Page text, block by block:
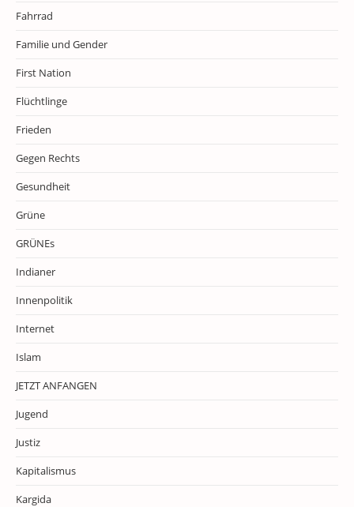
Fahrrad
Familie und Gender
First Nation
Flüchtlinge
Frieden
Gegen Rechts
Gesundheit
Grüne
GRÜNEs
Indianer
Innenpolitik
Internet
Islam
JETZT ANFANGEN
Jugend
Justiz
Kapitalismus
Kargida